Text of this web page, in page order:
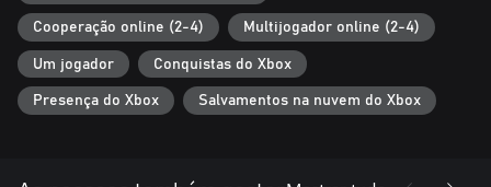
Cooperação online (2-4) Multijogador online (2-4)
Um jogador Conquistas do Xbox
Presença do Xbox Salvamentos na nuvem do Xbox